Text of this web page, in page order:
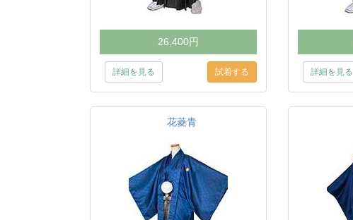
26,400円
詳細を見る 詳細を見る
花菱青